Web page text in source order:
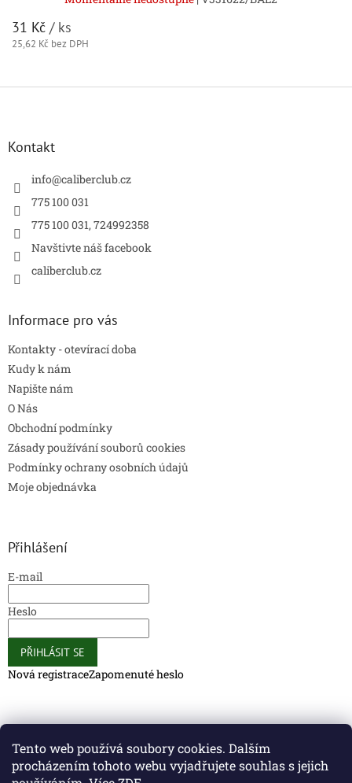
Tento web používá soubory cookies. Dalším
procházením tohoto webu vyjadřujete souhlas s jejich
31 Kč / ks
25,62 Kč bez DPH
Z
Kontakt
info@caliberclub.cz
775 100 031
775 100 031, 724992358
Navštivte náš facebook
caliberclub.cz
Informace pro vás
Kontakty - otevírací doba
Kudy k nám
Napište nám
O Nás
Obchodní podmínky
Zásady používání souborů cookies
Podmínky ochrany osobních údajů
Moje objednávka
Přihlášení
E-mail
Heslo
PŘIHLÁSIT SE
Nová registraceZapomenuté heslo